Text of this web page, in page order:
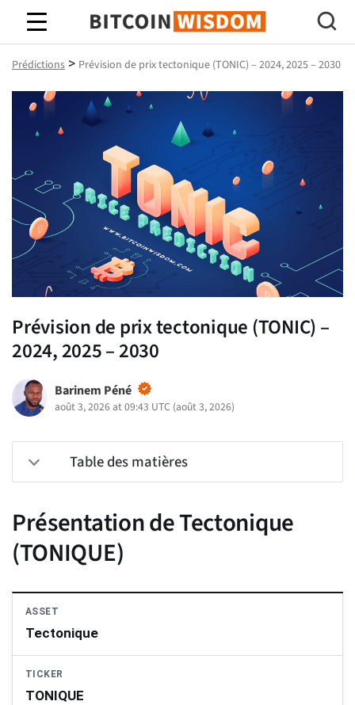
Bitcoin Sagesse
Prédictions > Prévision de prix tectonique (TONIC) – 2024, 2025 – 2030
Prévision de prix tectonique (TONIC) –
2024, 2025 – 2030
Barinem Péné
août 3, 2026 at 09:43 UTC (août 3, 2026)
Table des matières
Présentation de Tectonique
(TONIQUE)
ASSET
Tectonique
TICKER
TONIQUE